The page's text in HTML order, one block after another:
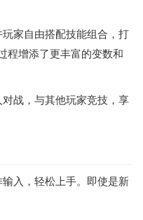
家自由搭配技能组合，打
程增添了更丰富的变数和
战，与其他玩家竞技，享
入，轻松上手。即使是新